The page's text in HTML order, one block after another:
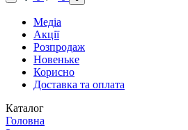
Медіа
Акції
Розпродаж
Новеньке
Корисно
Доставка та оплата
Каталог
Головна